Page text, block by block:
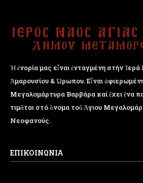
Ἡ ἐνορία μας εἶναι ἐνταγμένη στήν
Ἁμαρουσίου & Ὠρωπου. Εἶναι
Μεγαλομάρτυρα Βαρβάρα καί ἔχει ἕνα
τιμᾶται στό ὄνομα τοῦ Ἁγιου
Νεοφανούς.
ΕΠΙΚΟΙΝΩΝΙΑ